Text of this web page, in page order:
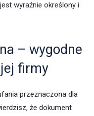
wyraźnie określony i
– wygodne
firmy
przeznaczona dla
że dokument